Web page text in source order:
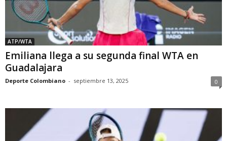
ATP/WTA
Emiliana llega a su segunda final WTA en
Guadalajara
Deporte Colombiano - septiembre 13, 2025 0